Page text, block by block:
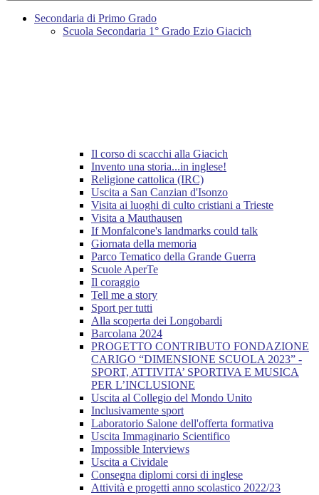
Secondaria di Primo Grado
Scuola Secondaria 1° Grado Ezio Giacich
Il corso di scacchi alla Giacich
Invento una storia...in inglese!
Religione cattolica (IRC)
Uscita a San Canzian d'Isonzo
Visita ai luoghi di culto cristiani a Trieste
Visita a Mauthausen
If Monfalcone's landmarks could talk
Giornata della memoria
Parco Tematico della Grande Guerra
Scuole AperTe
Il coraggio
Tell me a story
Sport per tutti
Alla scoperta dei Longobardi
Barcolana 2024
PROGETTO CONTRIBUTO FONDAZIONE
CARIGO “DIMENSIONE SCUOLA 2023” -
SPORT, ATTIVITA’ SPORTIVA E MUSICA
PER L’INCLUSIONE
Uscita al Collegio del Mondo Unito
Inclusivamente sport
Laboratorio Salone dell'offerta formativa
Uscita Immaginario Scientifico
Impossible Interviews
Uscita a Cividale
Consegna diplomi corsi di inglese
Attività e progetti anno scolastico 2022/23